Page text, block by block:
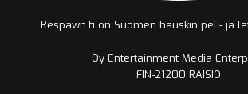
Respawn.fi on Suomen hauskin peli- ja
Oy Entertainment Media
FIN-21200 RAISIO